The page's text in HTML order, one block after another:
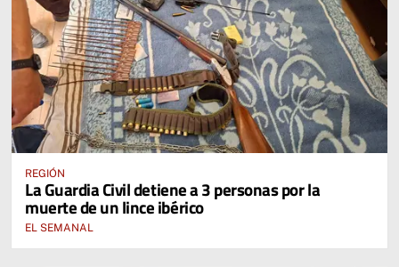
REGIÓN
La Guardia Civil detiene a 3 personas por la
muerte de un lince ibérico
EL SEMANAL